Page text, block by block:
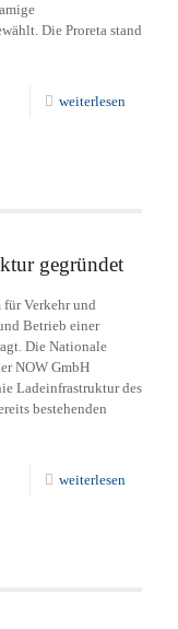
Die Proreta stand
weiterlesen
gegründet
Verkehr und
Betrieb einer
Die Nationale
NOW GmbH
Ladeinfrastruktur des
bestehenden
weiterlesen